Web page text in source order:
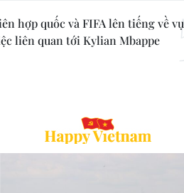
hợp quốc và FIFA lên tiếng về vụ
liên quan tới Kylian Mbappe